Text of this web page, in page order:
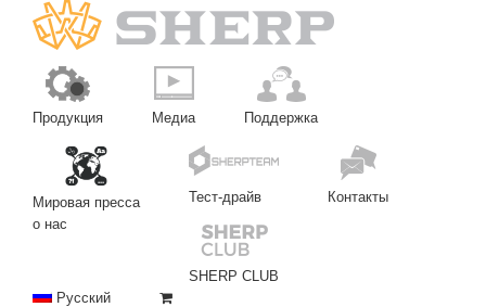
Продукция Медиа Поддержка
Мировая пресса
о нас
Тест-драйв Контакты
SHERP CLUB
Русский